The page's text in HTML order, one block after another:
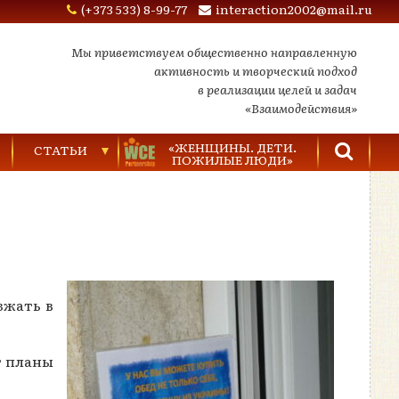
(+373 533) 8-99-77 interaction2002@mail.ru
Мы приветствуем общественно направленную
активность и творческий подход
в реализации целей и задач
«Взаимодействия»
СТАТЬИ «ЖЕНЩИНЫ. ДЕТИ.
ПОЖИЛЫЕ ЛЮДИ»
в
планы